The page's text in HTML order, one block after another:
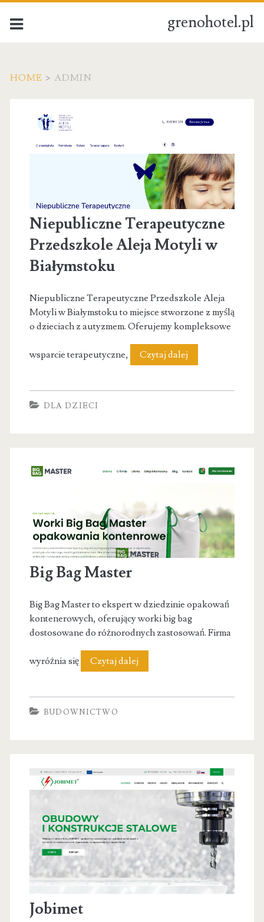
grenohotel.pl
HOME > ADMIN
Autor:
admin
Niepubliczne Terapeutyczne
Przedszkole Aleja Motyli w
Białymstoku
Niepubliczne Terapeutyczne Przedszkole Aleja
Motyli w Białymstoku to miejsce stworzone z myślą
o dzieciach z autyzmem. Oferujemy kompleksowe
wsparcie terapeutyczne, Czytaj dalejNiepubliczne
DLA DZIECI
Big Bag Master
Big Bag Master to ekspert w dziedzinie opakowań
kontenerowych, oferujący worki big bag
dostosowane do różnorodnych zastosowań. Firma
wyróżnia się Czytaj dalejBig
BUDOWNICTWO
Jobimet